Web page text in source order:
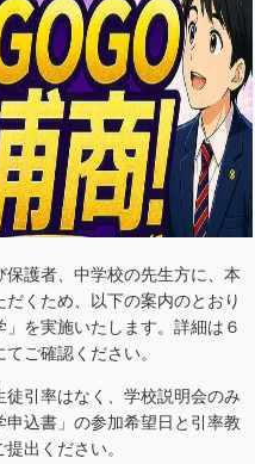
護者、中学校の先生方に、本
くため、以下の案内のとおり
」を実施いたします。詳細は６
ご確認ください。
引率はなく、学校説明会のみ
込書」の参加希望日と引率教
出ください。